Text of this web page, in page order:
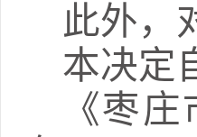
此外，
本决定
《枣